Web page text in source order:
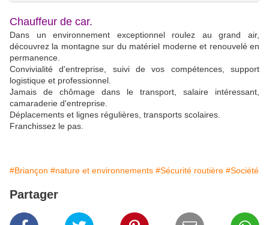
Chauffeur de car.
Dans un environnement exceptionnel roulez au grand air,
découvrez la montagne sur du matériel moderne et renouvelé en
permanence.
Convivialité d'entreprise, suivi de vos compétences, support
logistique et professionnel.
Jamais de chômage dans le transport, salaire intéressant,
camaraderie d'entreprise.
Déplacements et lignes régulières, transports scolaires.
Franchissez le pas.
#Briançon #nature et environnements #Sécurité routière #Société
Partager